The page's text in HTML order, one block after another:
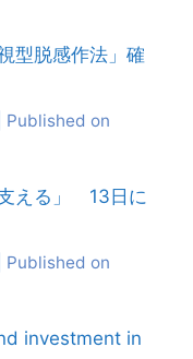
型脱感作法」確
Published on
支える」 13日に
Published on
investment in